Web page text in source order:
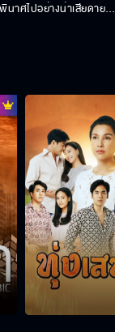
าศไปอย่างน่าเสียดาย…